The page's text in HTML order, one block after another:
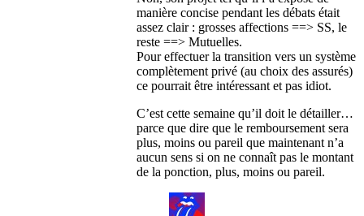
manière concise pendant les débats était
assez clair : grosses affections ==> SS, le
reste ==> Mutuelles.
Pour effectuer la transition vers un système
complètement privé (au choix des assurés)
ce pourrait être intéressant et pas idiot.
C’est cette semaine qu’il doit le détailler…
parce que dire que le remboursement sera
plus, moins ou pareil que maintenant n’a
aucun sens si on ne connaît pas le montant
de la ponction, plus, moins ou pareil.